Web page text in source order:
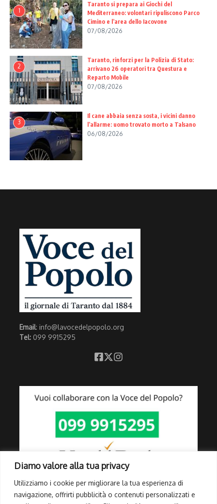
Diamo valore alla tua privacy
Utilizziamo i cookie per migliorare la tua esperienza di
navigazione, offrirti pubblicità o contenuti personalizzati e
1
Taranto si prepara ai Giochi del
Mediterraneo: volontari ripuliscono Parco
Cimino e l’area dello Iacovone
07/08/2026
2
Taranto, rinforzi per la Polizia di Stato:
arrivano 26 operatori tra Questura e
Reparto Mobile
07/08/2026
3
Il cane abbaia senza sosta, i vicini danno
l’allarme: uomo trovato morto a Talsano
06/08/2026
Email: info@lavocedelpopolo.org
Tel: 099 9915295